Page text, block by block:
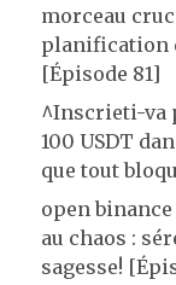
morceau
planification
[Épisode 81]
^Inscrieti-va
100 USDT
que tout
open
au chaos :
sagesse!